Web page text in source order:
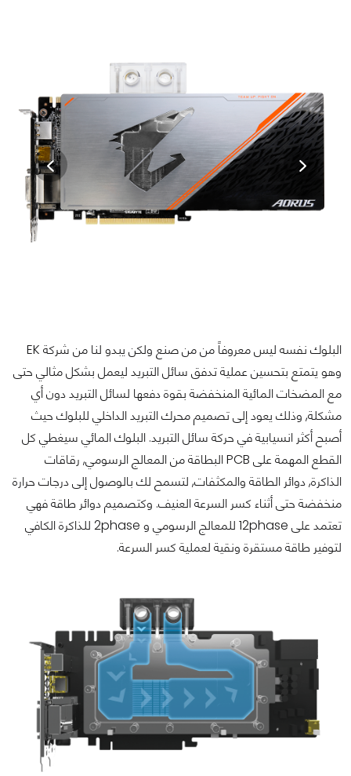
البلوك نفسه ليس معروفاً من من صنع ولكن يبدو لنا من شركة EK
وهو يتمتع بتحسين عملية تدفق سائل التبريد ليعمل بشكل مثالي حتى
مع المضخات المائية المنخفضة بقوة دفعها لسائل التبريد دون أي
مشكلة, وذلك يعود إلى تصميم محرك التبريد الداخلي للبلوك حيث
أصبح أكثر انسيابية في حركة سائل التبريد. البلوك المائي سيغطي كل
القطع المهمة على PCB البطاقة من المعالج الرسومي, رقاقات
الذاكرة, دوائر الطاقة والمكثفات, لتسمح لك بالوصول إلى درجات حرارة
منخفضة حتى أثناء كسر السرعة العنيف. وكتصميم دوائر طاقة فهي
تعتمد على 12phase للمعالج الرسومي و 2phase للذاكرة الكافي
لتوفير طاقة مستقرة ونقية لعملية كسر السرعة.